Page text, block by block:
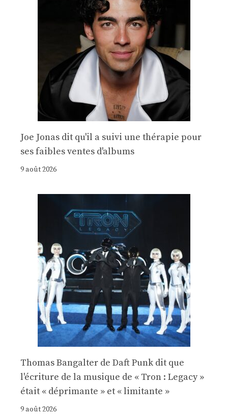
Joe Jonas dit qu'il a suivi une thérapie pour
ses faibles ventes d'albums
9 août 2026
Thomas Bangalter de Daft Punk dit que
l'écriture de la musique de « Tron : Legacy »
était « déprimante » et « limitante »
9 août 2026